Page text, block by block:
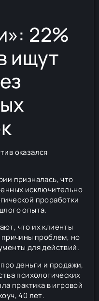
22%
ищут
оказался
призналась, что
исключительно
проработки
опыта.
что их клиенты
причины проблем, но
для действий.
деньги и продажи,
психологических
практика в игровой
40 лет.